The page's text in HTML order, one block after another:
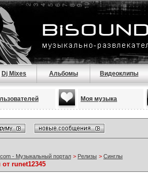
Dj Mixes Альбомы Видеоклипы
Моя музыка
- Музыкальный портал > Релизы > Синглы
runet12345